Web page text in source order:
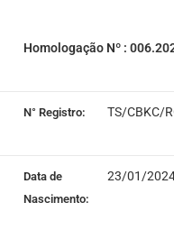
Homologação Nº :
N° Registro: TS/CBKC/
Data de
Nascimento:
23/01/